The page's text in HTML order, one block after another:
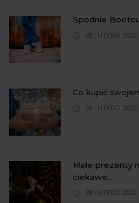
Spodnie
28 LUTEGO 2022
Co kupić
28 LUTEGO 2022
Małe prezenty
ciekawe...
28 LUTEGO 2022